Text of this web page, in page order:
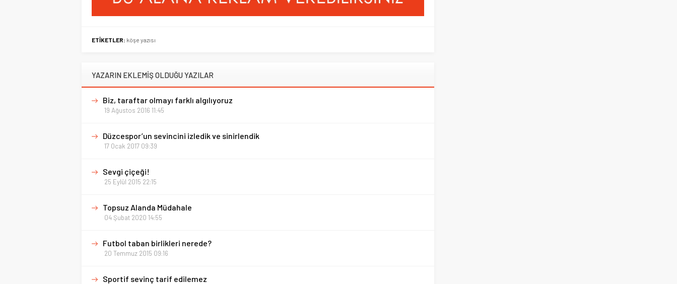
ETİKETLER: köşe yazısı
YAZARIN EKLEMİŞ OLDUĞU YAZILAR
Biz, taraftar olmayı farklı algılıyoruz
19 Ağustos 2016 11:45
Düzcespor’un sevincini izledik ve sinirlendik
17 Ocak 2017 09:39
Sevgi çiçeği!
25 Eylül 2015 22:15
Topsuz Alanda Müdahale
04 Şubat 2020 14:55
Futbol taban birlikleri nerede?
20 Temmuz 2015 09:16
Sportif sevinç tarif edilemez